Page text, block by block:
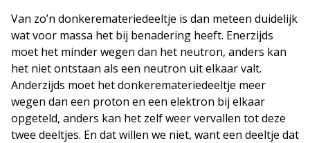
Van zo’n donkeremateriedeeltje is dan meteen duidelijk
wat voor massa het bij benadering heeft. Enerzijds
moet het minder wegen dan het neutron, anders kan
het niet ontstaan als een neutron uit elkaar valt.
Anderzijds moet het donkeremateriedeeltje meer
wegen dan een proton en een elektron bij elkaar
opgeteld, anders kan het zelf weer vervallen tot deze
twee deeltjes. En dat willen we niet, want een deeltje dat